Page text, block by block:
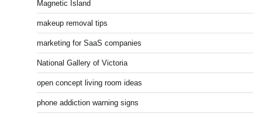
Magnetic Island
makeup removal tips
marketing for SaaS companies
National Gallery of Victoria
open concept living room ideas
phone addiction warning signs